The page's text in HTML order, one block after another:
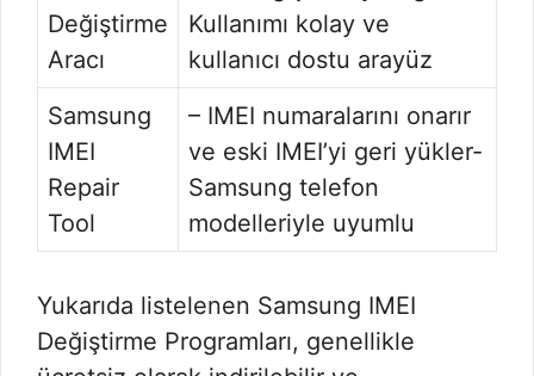
Değiştirme
Aracı
Kullanımı kolay ve
kullanıcı dostu arayüz
Samsung
IMEI
Repair
Tool
– IMEI numaralarını onarır
ve eski IMEI’yi geri yükler-
Samsung telefon
modelleriyle uyumlu
Yukarıda listelenen Samsung IMEI
Değiştirme Programları, genellikle